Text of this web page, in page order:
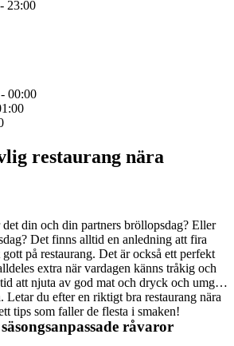
23:00
00:00
restaurang nära
din och din partners bröllopsdag? Eller
Det finns alltid en anledning att fira
på restaurang. Det är också ett perfekt
extra när vardagen känns tråkig och
att njuta av god mat och dryck och umgås
Letar du efter en riktigt bra restaurang nära
tips som faller de flesta i smaken!
råvaror